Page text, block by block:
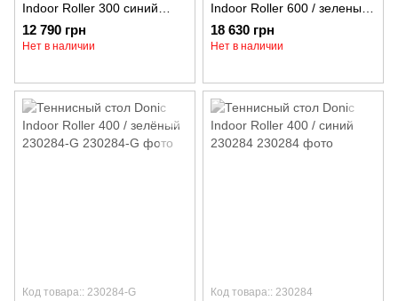
Indoor Roller 300 синий
230283
12 790 грн
Нет в наличии
Indoor Roller 600 / зеленый
230286-G
18 630 грн
Нет в наличии
Код товара:: 230284-G Код товара:: 230284